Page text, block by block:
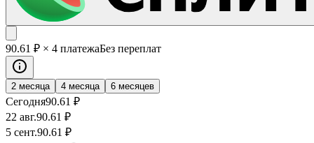
90.61 ₽ × 4 платежаБез переплат
2 месяца 4 месяца 6 месяцев
Сегодня90.61 ₽
22 авг.90.61 ₽
5 сент.90.61 ₽